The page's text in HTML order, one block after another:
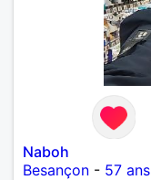
Naboh
Besançon - 57 ans